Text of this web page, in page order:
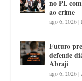
no PL
ao crime
ago 6, 2026|
Futuro
defende
Abraji
ago 6, 2026|